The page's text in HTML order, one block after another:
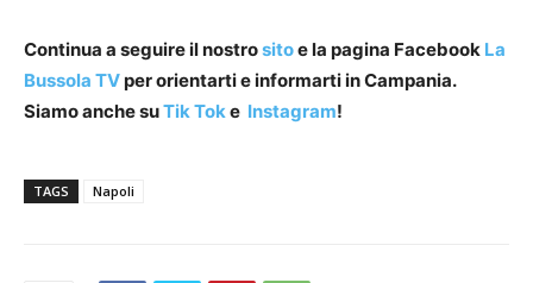
Continua a seguire il nostrositoe la pagina Facebook La
Bussola TVper orientarti e informarti in Campania.
Siamo anche suTik Toke Instagram!
TAGS Napoli